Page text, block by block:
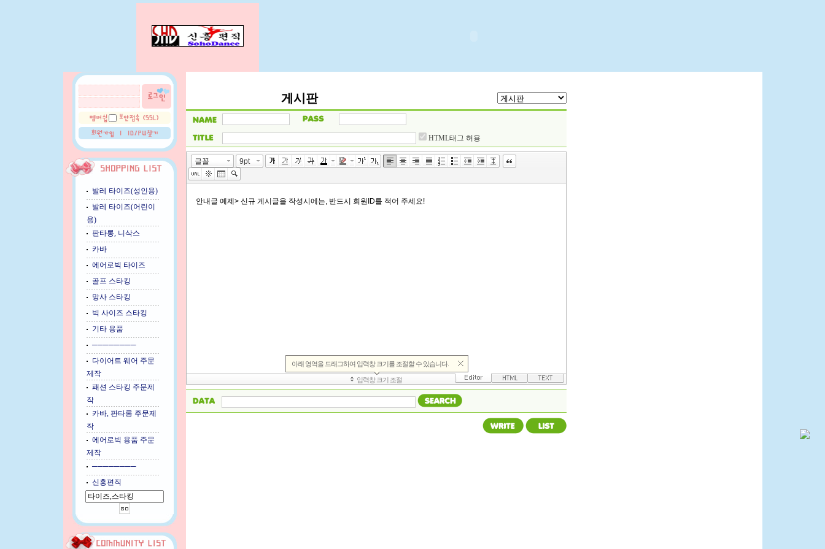
발레 타이즈(성인용)
발레 타이즈(어린이
용)
판타롱, 니삭스
카바
에어로빅 타이즈
골프 스타킹
망사 스타킹
빅 사이즈 스타킹
기타 용품
────────
다이어트 웨어 주문
제작
패션 스타킹 주문제
작
카바, 판타롱 주문제
작
에어로빅 용품 주문
제작
────────
신흥편직
게시판
HTML태그 허용